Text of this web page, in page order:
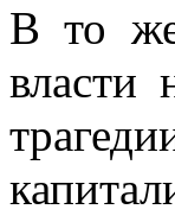
В то
власти